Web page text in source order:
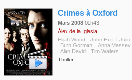
quelque peu mouvementée.
Crimes à Oxford
Mars 2008 01h43
Álex de la Iglesia
Elijah Wood
John Hurt Julie
Burn Gorman
Anna Massey
Alan David
Tim Wallers
Thriller